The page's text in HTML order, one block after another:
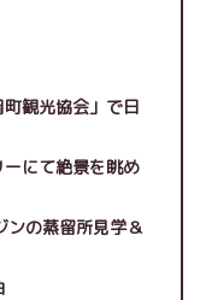
観光協会」で日
にて絶景を眺め
の蒸留所見学＆